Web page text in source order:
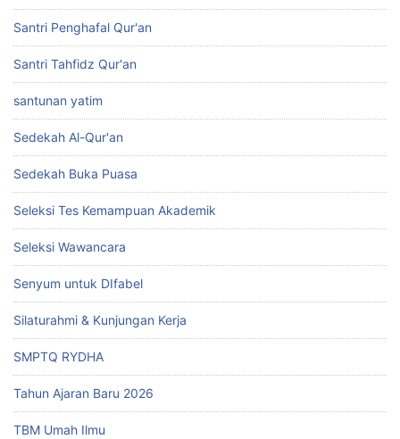
Santri Penghafal Qur'an
Santri Tahfidz Qur'an
santunan yatim
Sedekah Al-Qur'an
Sedekah Buka Puasa
Seleksi Tes Kemampuan Akademik
Seleksi Wawancara
Senyum untuk DIfabel
Silaturahmi & Kunjungan Kerja
SMPTQ RYDHA
Tahun Ajaran Baru 2026
TBM Umah Ilmu